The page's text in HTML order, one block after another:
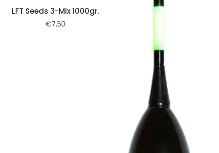
LFT Seeds 3-Mix 1000gr.
€7,50